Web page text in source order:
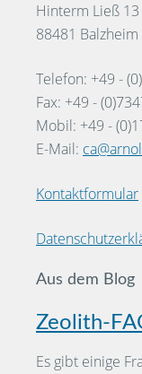
Hinterm Ließ 13
88481 Balzheim
Telefon: +49 -
Fax: +49 -
Mobil: +49 -
E-Mail:
Kontaktformular
Aus dem Blog
Zeolith-
Es gibt einige